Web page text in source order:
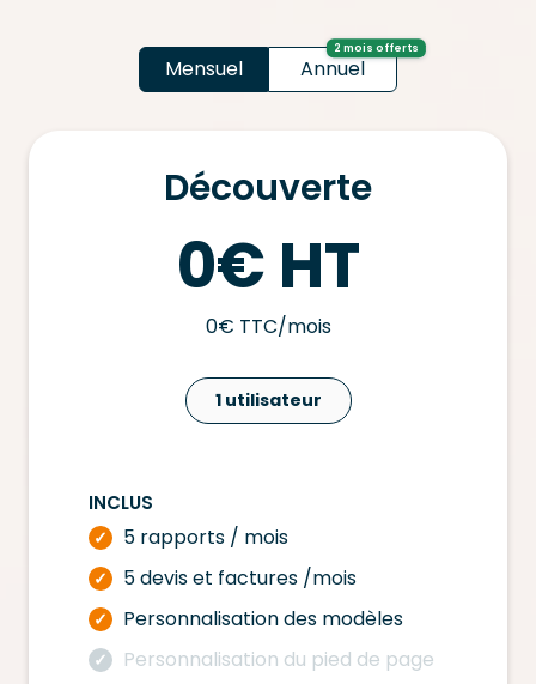
Mensuel Annuel
2 mois offerts
Découverte
0€ HT
0€ TTC/mois
1 utilisateur
INCLUS
✓ 5 rapports / mois
✓ 5 devis et factures /mois
✓ Personnalisation des modèles
✓ Personnalisation du pied de page